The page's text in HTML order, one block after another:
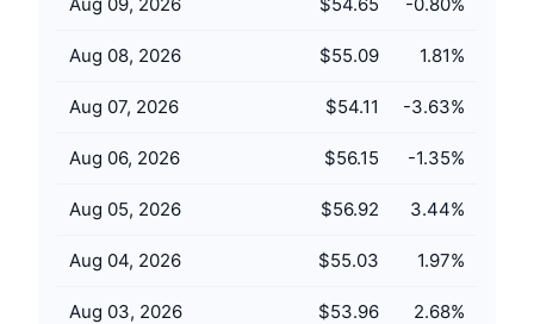
Tingkat Pendanaan
Belajar & Dapatkan
Kalender ICO
Kalender Event
Aug 08, 2026 $55.09 1.81%
Aug 07, 2026 $54.11 -3.63%
Aug 06, 2026 $56.15 -1.35%
Aug 05, 2026 $56.92 3.44%
Aug 04, 2026 $55.03 1.97%
Aug 03, 2026 $53.96 2.68%